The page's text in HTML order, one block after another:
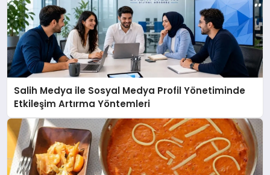
Salih Medya ile Sosyal Medya Profil Yönetiminde
Etkileşim Artırma Yöntemleri